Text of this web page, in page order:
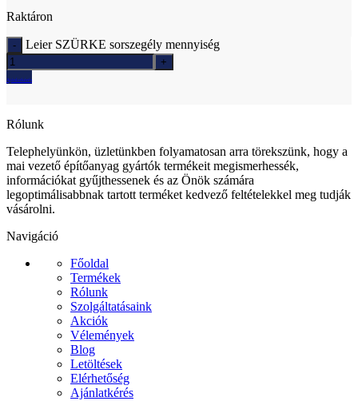
Raktáron
Leier SZÜRKE sorszegély mennyiség
Ajánlatkérés
Rólunk
Telephelyünkön, üzletünkben folyamatosan arra törekszünk, hogy a
mai vezető építőanyag gyártók termékeit megismerhessék,
információkat gyűjthessenek és az Önök számára
legoptimálisabbnak tartott terméket kedvező feltételekkel meg tudják
vásárolni.
Navigáció
Főoldal
Termékek
Rólunk
Szolgáltatásaink
Akciók
Vélemények
Blog
Letöltések
Elérhetőség
Ajánlatkérés